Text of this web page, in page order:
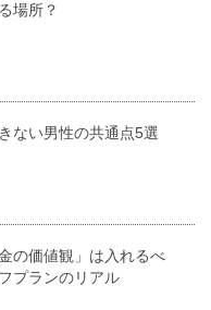
場所？
ない男性の共通点5選
の価値観」は入れるべ
プランのリアル